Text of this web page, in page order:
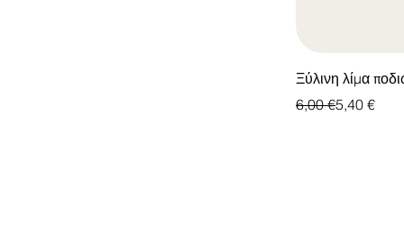
Ξύλινη λίμα
Κανονική τιμή
6,00 €
Τιμή Έκπτωσης
5,40 €